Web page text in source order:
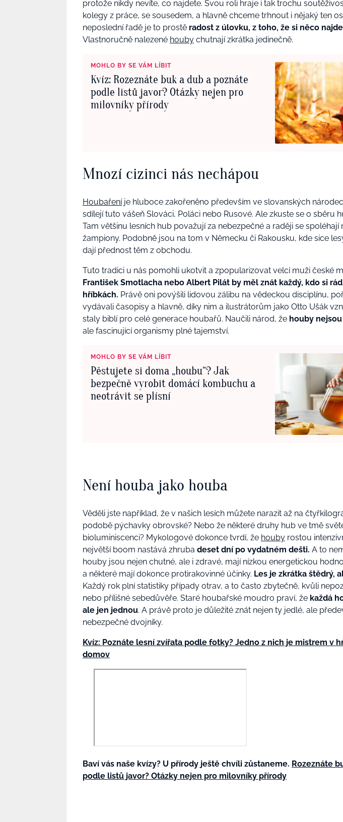
protože nikdy nevíte, co najdete. Svou roli hraje i tak trochu
kolegy z práce, se sousedem, a hlavně chceme trhnout i nějaký ten
neposlední řadě je to prostě radost z úlovku, z toho, že si něco
Vlastnoručně nalezené houby chutnají zkrátka jedinečně.
MOHLO BY SE VÁM LÍBIT
Kvíz: Rozeznáte buk a dub a poznáte
podle listů javor? Otázky nejen pro
milovníky přírody
Mnozí cizinci nás nechápou
Houbařeníje hluboce zakořeněno především ve slovanských
sdílejí tuto vášeň Slováci, Poláci nebo Rusové. Ale zkuste se o sběru
Tam většinu lesních hub považují za nebezpečné a raději se
žampiony. Podobně jsou na tom v Německu či Rakousku, kde sice
dají přednost těm z obchodu.
Tuto tradici u nás pomohli ukotvit a zpopularizovat velcí muži české
František Smotlacha nebo Albert Pilát by měl znát každý, kdo si
hříbkách. Právě oni povýšili lidovou zálibu na vědeckou disciplínu,
vydávali časopisy a hlavně, díky nim a ilustrátorům jako Otto Ušák
staly biblí pro celé generace houbařů. Naučili národ, že houby
ale fascinující organismy plné tajemství.
MOHLO BY SE VÁM LÍBIT
Pěstujete si doma „houbu“? Jak
bezpečně vyrobit domácí kombuchu a
neotrávit se plísní
Není houba jako houba
Věděli jste například, že v našich lesích můžete narazit až na
podobě pýchavky obrovské? Nebo že některé druhy hub ve tmě
bioluminiscenci? Mykologové dokonce tvrdí, že houby rostou
největší boom nastává zhruba deset dní po vydatném dešti. A to
houby jsou nejen chutné, ale i zdravé, mají nízkou energetickou
a některé mají dokonce protirakovinné účinky. Les je zkrátka štědrý,
Každý rok plní statistiky případy otrav, a to často zbytečně, kvůli
nebo přílišné sebedůvěře. Staré houbařské moudro praví, že každá
ale jen jednou. A právě proto je důležité znát nejen ty jedlé, ale
nebezpečné dvojníky.
Kvíz: Poznáte lesní zvířata podle fotky? Jedno z nich je mistrem v
domov
Baví vás naše kvízy? U přírody ještě chvíli zůstaneme. Rozeznáte
podle listů javor? Otázky nejen pro milovníky přírody